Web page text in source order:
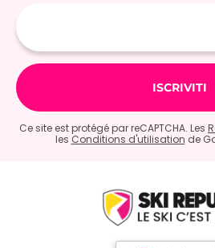
Ce site est protégé par reCAPTCHA. Les
les Conditions d'utilisation de